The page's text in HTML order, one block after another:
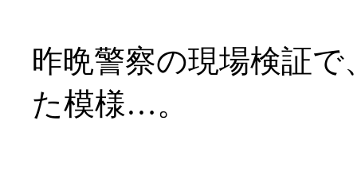
昨晩警察の現場検証
た模様…。